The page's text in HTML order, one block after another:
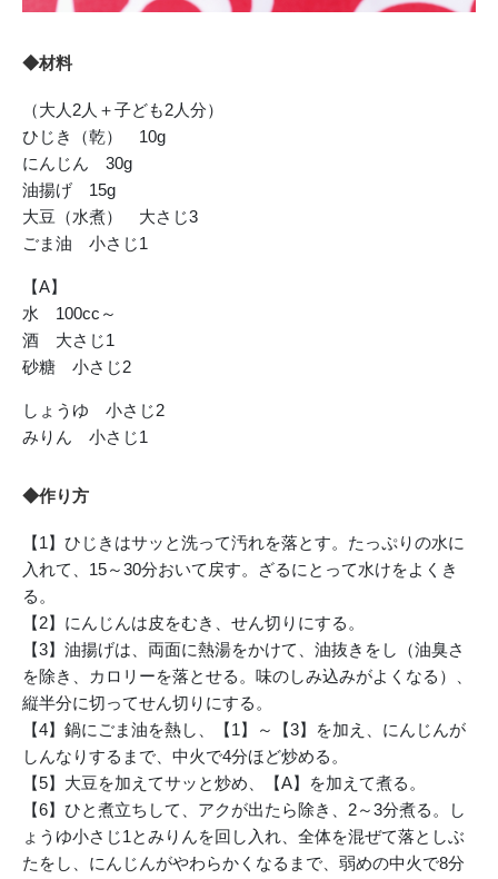
◆材料
（大人2人＋子ども2人分）
ひじき（乾） 10g
にんじん 30g
油揚げ 15g
大豆（水煮） 大さじ3
ごま油 小さじ1
【A】
水 100cc～
酒 大さじ1
砂糖 小さじ2
しょうゆ 小さじ2
みりん 小さじ1
◆作り方
【1】ひじきはサッと洗って汚れを落とす。たっぷりの水に
入れて、15～30分おいて戻す。ざるにとって水けをよくき
る。
【2】にんじんは皮をむき、せん切りにする。
【3】油揚げは、両面に熱湯をかけて、油抜きをし（油臭さ
を除き、カロリーを落とせる。味のしみ込みがよくなる）、
縦半分に切ってせん切りにする。
【4】鍋にごま油を熱し、【1】～【3】を加え、にんじんが
しんなりするまで、中火で4分ほど炒める。
【5】大豆を加えてサッと炒め、【A】を加えて煮る。
【6】ひと煮立ちして、アクが出たら除き、2～3分煮る。し
ょうゆ小さじ1とみりんを回し入れ、全体を混ぜて落としぶ
たをし、にんじんがやわらかくなるまで、弱めの中火で8分